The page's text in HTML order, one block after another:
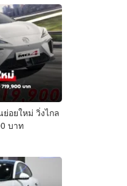
อยใหม่ วิ่งไกล
บาท